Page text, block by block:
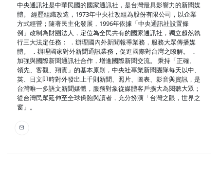
中央通訊社是中華民國的國家通訊社，是台灣最具影響力的新聞媒
體。 經歷組織改造，1973年中央社改組為股份有限公司，以企業
方式經營；隨著民主化發展，1996年依據「中央通訊社設置條
例」改制為財團法人，定位為全民共有的國家通訊社，獨立超然執
行三大法定任務： ．辦理國內外新聞報導業務，服務大眾傳播媒
體。 ．辦理國家對外新聞通訊業務，促進國際對台灣之瞭解。 ．
加強與國際新聞通訊社合作，增進國際新聞交流。 秉持「正確、
領先、客觀、翔實」的基本原則，中央社專業新聞團隊每天以中、
英、日文即時對外發出上千則新聞、照片、圖表、影音與資訊，是
台灣唯一多語文新聞媒體，服務對象從媒體客戶擴大為閱聽大眾；
從台灣民眾延伸至全球僑胞與讀者，充分扮演「台灣之眼，世界之
窗」。